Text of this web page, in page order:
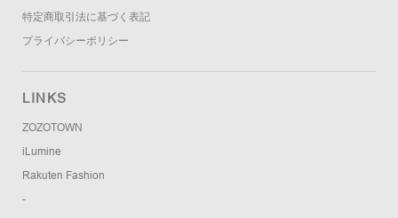
特定商取引法に基づく表記
プライバシーポリシー
LINKS
ZOZOTOWN
iLumine
Rakuten Fashion
-